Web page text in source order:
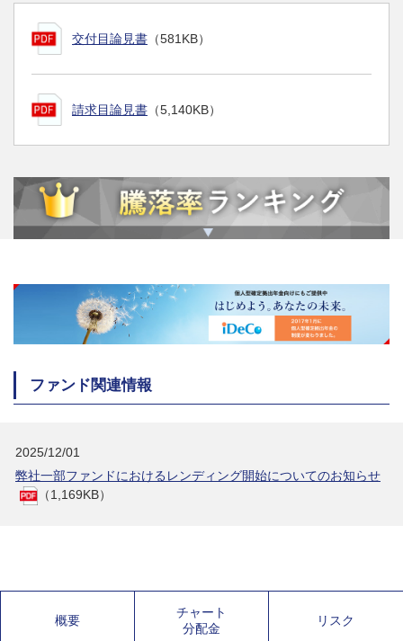
交付目論見書 （581KB）
請求目論見書 （5,140KB）
ファンド関連情報
2025/12/01
弊社一部ファンドにおけるレンディング開始についてのお知らせ
（1,169KB）
概要
チャート
分配金
リスク